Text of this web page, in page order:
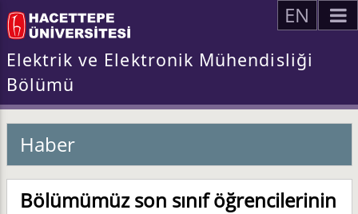
EN
Elektrik ve Elektronik Mühendisliği
Bölümü
Haber
Bölümümüz son sınıf öğrencilerinin